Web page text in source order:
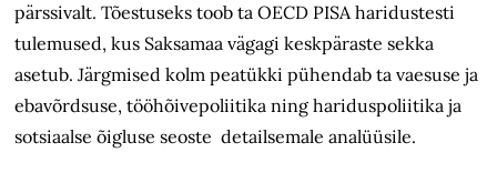
pärssivalt. Tõestuseks toob ta OECD PISA haridustesti
tulemused, kus Saksamaa vägagi keskpäraste sekka
asetub. Järgmised kolm peatükki pühendab ta vaesuse ja
ebavõrdsuse, tööhõivepoliitika ning hariduspoliitika ja
sotsiaalse õigluse seoste detailsemale analüüsile.